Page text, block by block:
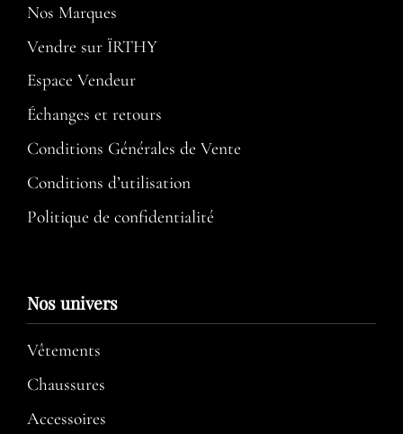
Nos Marques
Vendre sur ÏRTHY
Espace Vendeur
Échanges et retours
Conditions Générales de Vente
Conditions d’utilisation​
Politique de confidentialité
Nos univers
Vêtements
Chaussures
Accessoires